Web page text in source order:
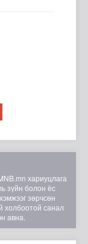
хариуцлага
зүйн болон ёс
зөрчсөн
холбоотой санал
авна.